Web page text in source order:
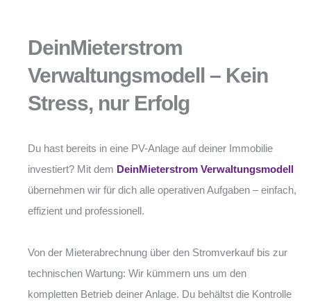
DeinMieterstrom
Verwaltungsmodell – Kein
Stress, nur Erfolg
Du hast bereits in eine PV-Anlage auf deiner Immobilie
investiert? Mit dem DeinMieterstrom Verwaltungsmodell
übernehmen wir für dich alle operativen Aufgaben – einfach,
effizient und professionell.
Von der Mieterabrechnung über den Stromverkauf bis zur
technischen Wartung: Wir kümmern uns um den
kompletten Betrieb deiner Anlage. Du behältst die Kontrolle